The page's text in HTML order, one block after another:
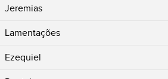
Jeremias
Lamentações
Ezequiel